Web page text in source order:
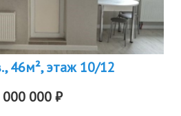
46м², этаж 10/12
000 000 ₽